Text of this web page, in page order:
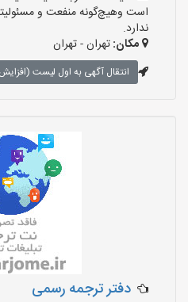
است وهیچ‌گونه منفعت و
ندارد.
مکان:تهران - تهران
انتقال آگهی به اول لیست
دفتر ترجمه رسمی